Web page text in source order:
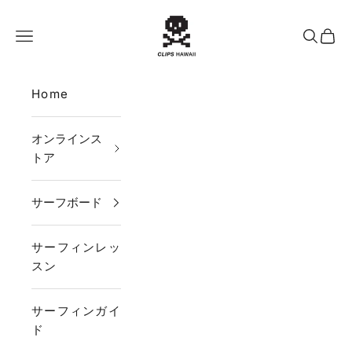
CLIPS HAWAII
メニュー
検索カー
Home
オンラインス
トア
サーフボード
サーフィンレッ
スン
サーフィンガイ
ド